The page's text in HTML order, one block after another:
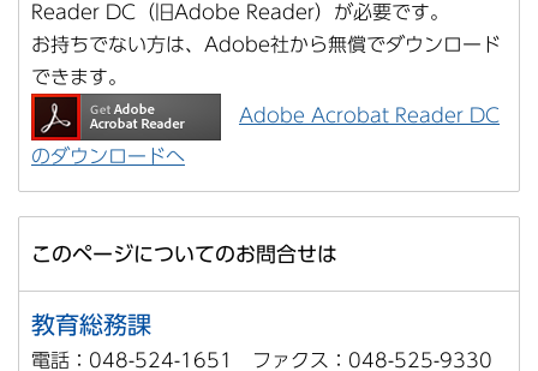
Reader DC（旧Adobe Reader）が必要です。
お持ちでない方は、Adobe社から無償でダウンロード
できます。
Adobe Acrobat Reader DC
のダウンロードへ
このページについてのお問合せは
教育総務課
電話：048-524-1651 ファクス：048-525-9330